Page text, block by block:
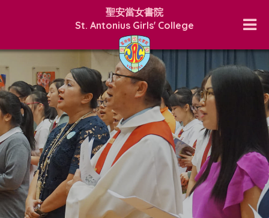
聖安當女書院
St. Antonius Girls' College